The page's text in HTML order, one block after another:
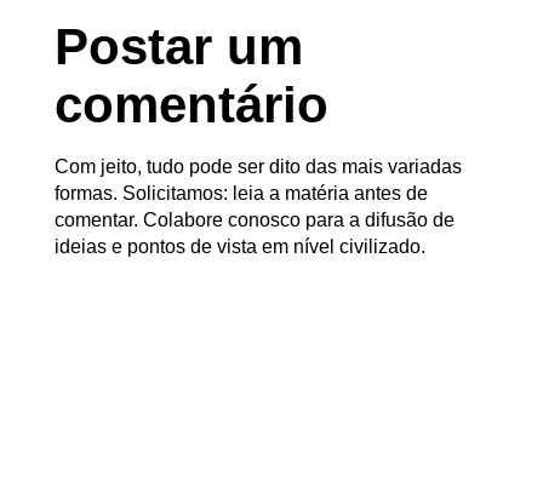
Postar um
comentário
Com jeito, tudo pode ser dito das mais variadas
formas. Solicitamos: leia a matéria antes de
comentar. Colabore conosco para a difusão de
ideias e pontos de vista em nível civilizado.